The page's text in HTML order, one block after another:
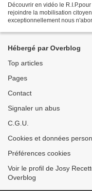
Découvrir en vidéo le
rejoindre la mobilisation
exceptionnellement nous
Hébergé par Overblog
Top articles
Pages
Contact
Signaler un abus
C.G.U.
Cookies et données
Préférences cookies
Voir le profil de Josy
Overblog